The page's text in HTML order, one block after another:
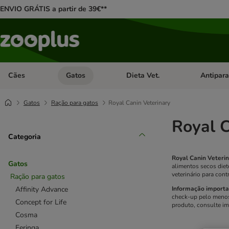
ENVIO GRÁTIS a partir de 39€**
Cães Abrir menu de categoria: Cães
Gatos Abrir menu de categoria: Gatos
Dieta Vet. Abrir
Gatos Ração para gatos Royal Canin Veterinary
Categoria
Gatos
Ração para gatos
Affinity Advance
Concept for Life
Cosma
Royal
Royal Canin
alimentos secos
veterinário para
Informação
check-up pelo
produto, consulte